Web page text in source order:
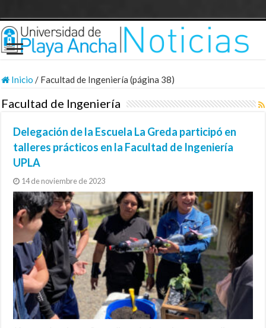
Inicio / Facultad de Ingeniería (página 38)
Facultad de Ingeniería
Delegación de la Escuela La Greda participó en
talleres prácticos en la Facultad de Ingeniería
UPLA
14 de noviembre de 2023